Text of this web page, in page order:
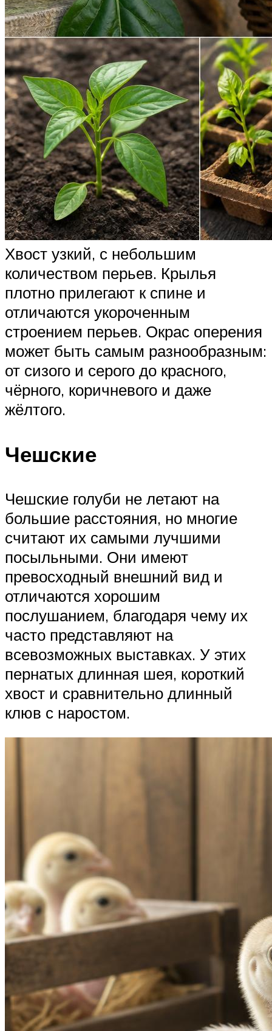
Хвост узкий, с небольшим
количеством перьев. Крылья
плотно прилегают к спине и
отличаются укороченным
строением перьев. Окрас оперения
может быть самым разнообразным:
от сизого и серого до красного,
чёрного, коричневого и даже
жёлтого.
Чешские
Чешские голуби не летают на
большие расстояния, но многие
считают их самыми лучшими
посыльными. Они имеют
превосходный внешний вид и
отличаются хорошим
послушанием, благодаря чему их
часто представляют на
всевозможных выставках. У этих
пернатых длинная шея, короткий
хвост и сравнительно длинный
клюв с наростом.